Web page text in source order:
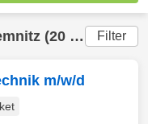
(20 km) gefunden Filter
m/w/d